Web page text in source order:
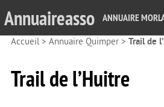
Annuaireasso ANNUAIRE
Accueil> Annuaire Quimper > Trail de
Trail de l’Huitre